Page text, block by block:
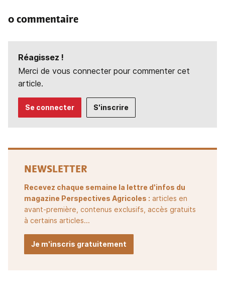
0 commentaire
Réagissez !
Merci de vous connecter pour commenter cet
article.
Se connecter S'inscrire
NEWSLETTER
Recevez chaque semaine la lettre d'infos du
magazine Perspectives Agricoles : articles en
avant-première, contenus exclusifs, accès gratuits
à certains articles...
Je m'inscris gratuitement